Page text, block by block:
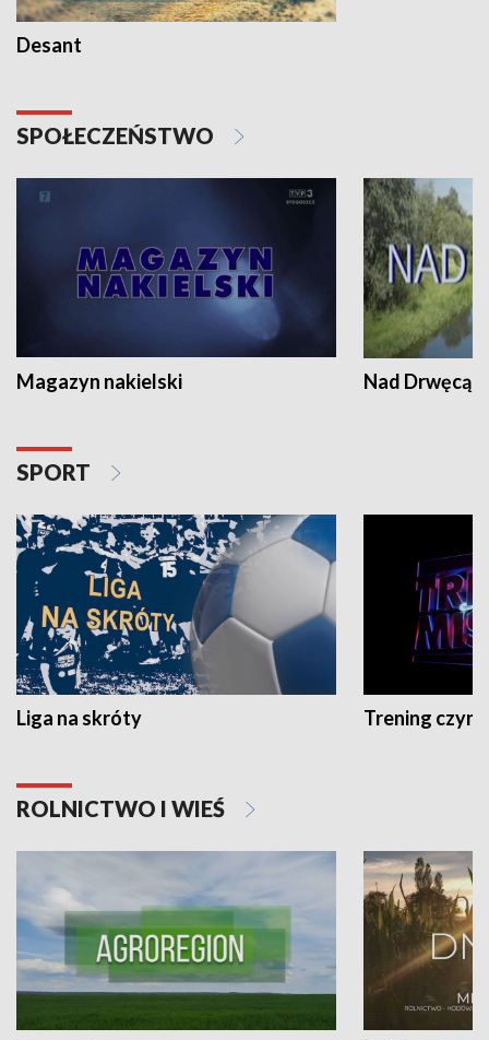
Desant
SPOŁECZEŃSTWO
Magazyn nakielski Nad Drwęcą
SPORT
Liga na skróty Trening czyni
ROLNICTWO I WIEŚ